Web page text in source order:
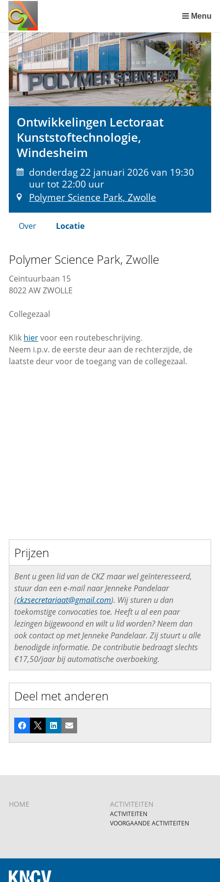
links
over
Spring
naar
de
inhoud
Spring
naar
menu
Menu
Ontwikkelingen Lectoraat
Kunststoftechnologie,
Windesheim
donderdag 22 januari 2026 van 19:30
uur tot 22:00 uur
Polymer Science Park, Zwolle
Over Locatie
Polymer Science Park, Zwolle
Ceintuurbaan 15
8022 AW ZWOLLE
Collegezaal
Klik hiervoor een routebeschrijving.
Neem i.p.v. de eerste deur aan de rechterzijde, de
laatste deur voor de toegang van de collegezaal.
Prijzen
Bent u geen lid van de CKZ maar wel geïnteresseerd,
stuur dan een e-mail naar Jenneke Pandelaar
(ckzsecretariaat@gmail.com). Wij sturen u dan
toekomstige convocaties toe. Heeft u al een paar
lezingen bijgewoond en wilt u lid worden? Neem dan
ook contact op met Jenneke Pandelaar. Zij stuurt u alle
benodigde informatie. De contributie bedraagt slechts
€17,50/jaar bij automatische overboeking.
Deel met anderen
Facebook
X LinkedInE-mail
HOME ACTIVITEITEN
ACTIVITEITEN
VOORGAANDE ACTIVITEITEN